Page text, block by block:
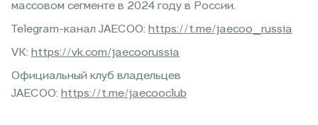
массовом сегменте в 2024 году в России.
Telegram-канал JAECOO: https://t.me/jaecoo_russia
VK: https://vk.com/jaecoorussia
Официальный клуб владельцев
JAECOO: https://t.me/jaecooclub